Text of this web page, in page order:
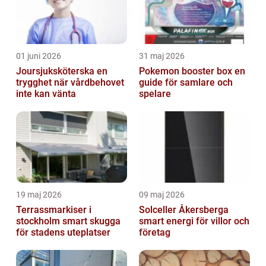
01 juni 2026
Joursjuksköterska en
trygghet när vårdbehovet
inte kan vänta
31 maj 2026
Pokemon booster box en
guide för samlare och
spelare
19 maj 2026
Terrassmarkiser i
stockholm smart skugga
för stadens uteplatser
09 maj 2026
Solceller Åkersberga
smart energi för villor och
företag